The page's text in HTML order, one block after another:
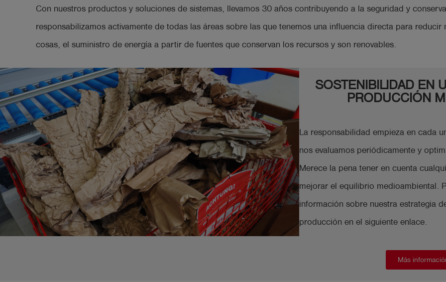
Con nuestros productos y soluciones de sistemas, llevamos 30 años contribuyendo a la seguridad y
responsabilizamos activamente de todas las áreas sobre las que tenemos una influencia directa para
cosas, el suministro de energía a partir de fuentes que conservan los recursos y son renovables.
SOSTENIBILIDAD EN
PRODUCCIÓN
La responsabilidad empieza en cada
nos evaluamos periódicamente y
Merece la pena tener en cuenta
mejorar el equilibrio medioambiental.
información sobre nuestra estrategia
producción en el siguiente enlace.
Más